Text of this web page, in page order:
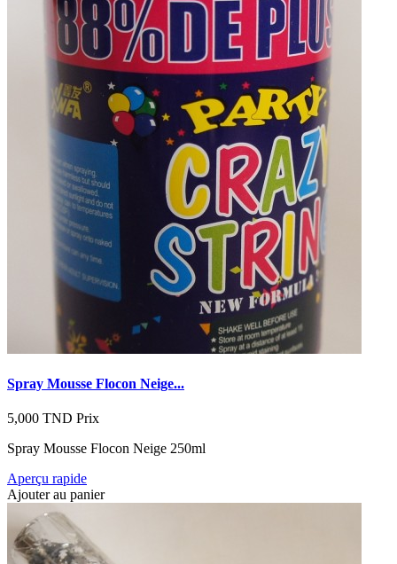
Spray Mousse Flocon Neige...
5,000 TND Prix
Spray Mousse Flocon Neige 250ml
Aperçu rapide
Ajouter au panier